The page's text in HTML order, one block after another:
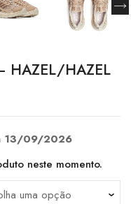
HAZEL/HAZEL
13/09/2026
neste momento.